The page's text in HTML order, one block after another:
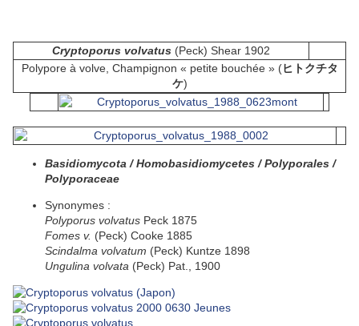
Cryptoporus volvatus (Peck) Shear 1902
Polypore à volve, Champignon « petite bouchée » (ヒトクチタ
ケ)
Basidiomycota / Homobasidiomycetes / Polyporales /
Polyporaceae
Synonymes :
Polyporus volvatus Peck 1875
Fomes v. (Peck) Cooke 1885
Scindalma volvatum (Peck) Kuntze 1898
Ungulina volvata (Peck) Pat., 1900